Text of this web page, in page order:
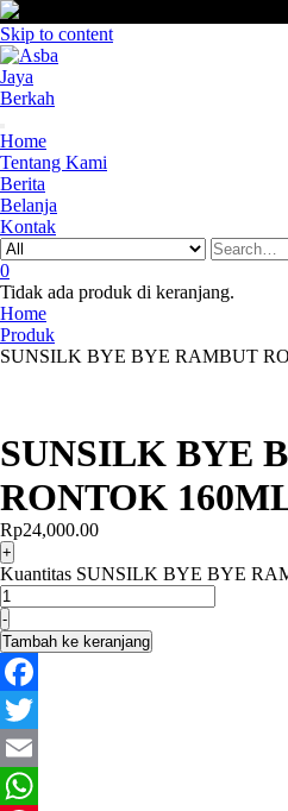
Skip to content
Home
Tentang Kami
Berita
Belanja
Kontak
0
Tidak ada produk di keranjang.
Home
Produk
SUNSILK BYE BYE RAMBUT
SUNSILK BYE
RONTOK
Rp24,000.00
+
Kuantitas SUNSILK BYE BYE
-
Tambah ke keranjang
Facebook
Twitter
Email